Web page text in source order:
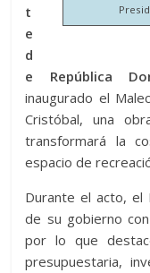
t
e
d
e República
inaugurado el
Cristóbal, una
transformará la
espacio de
Durante el acto, el
de su gobierno
por lo que
presupuestaria,